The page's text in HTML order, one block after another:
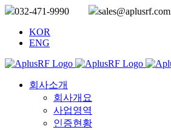
032-471-9990
sales@aplusrf.com
KOR
ENG
회사소개
회사개요
사업영역
인증현황